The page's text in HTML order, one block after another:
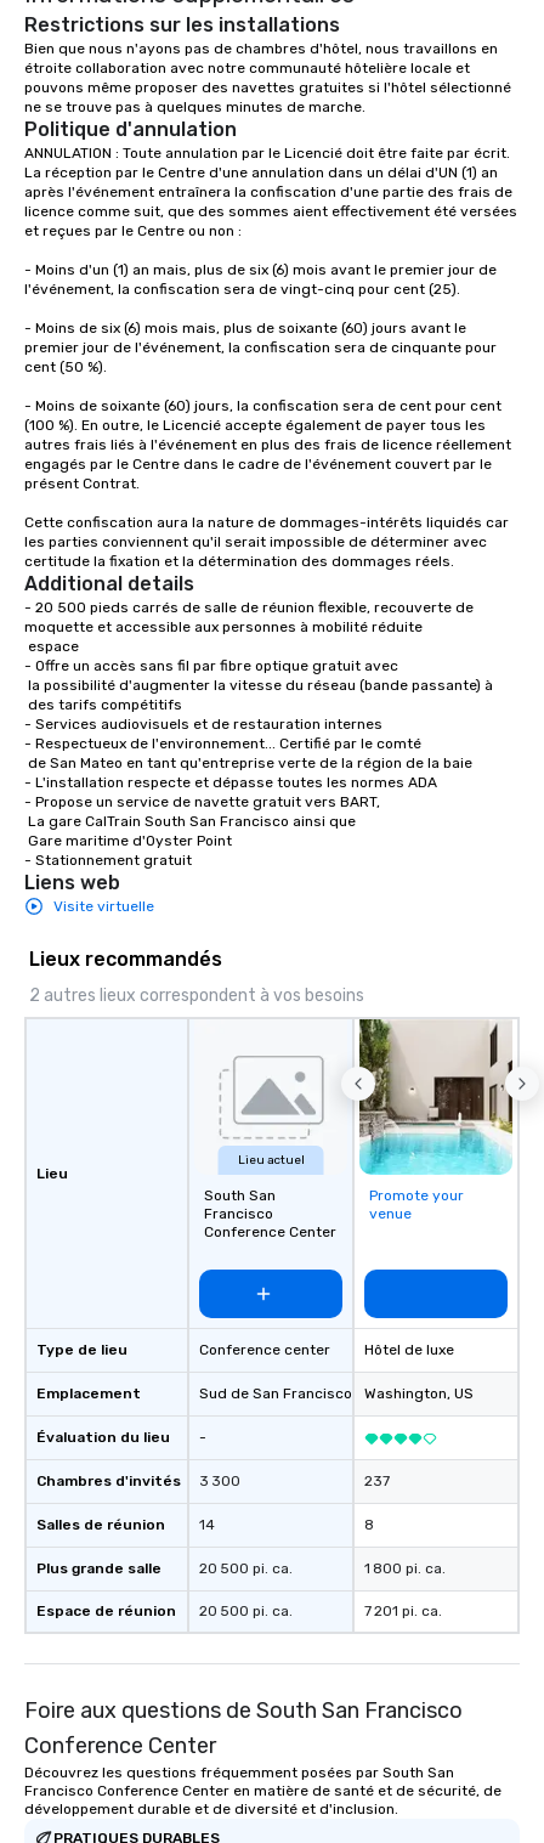
your top objectives and goals and
then delivering on them. By utilizing
the most current trends in event
technology and our countless
resources in the industry, we will
bring the experience to life for your
event while staying within budget.
Some of our areas of expertise and
service include: o cmp event
activations o custom environmental
design o light design o audio visual &
sound o content strategy o business
theater production o production
design & management o contract
negotiations o registration
management o team building events o
trade show design and production o
international travel planning
Restrictions sur les installations
Bien que nous n'ayons pas de chambres d'hôtel, nous travaillons en
étroite collaboration avec notre communauté hôtelière locale et
pouvons même proposer des navettes gratuites si l'hôtel sélectionné
ne se trouve pas à quelques minutes de marche.
Politique d'annulation
ANNULATION : Toute annulation par le Licencié doit être faite par écrit.
La réception par le Centre d'une annulation dans un délai d'UN (1) an
après l'événement entraînera la confiscation d'une partie des frais de
licence comme suit, que des sommes aient effectivement été versées
et reçues par le Centre ou non :
- Moins d'un (1) an mais, plus de six (6) mois avant le premier jour de
l'événement, la confiscation sera de vingt-cinq pour cent (25).
- Moins de six (6) mois mais, plus de soixante (60) jours avant le
premier jour de l'événement, la confiscation sera de cinquante pour
cent (50 %).
- Moins de soixante (60) jours, la confiscation sera de cent pour cent
(100 %). En outre, le Licencié accepte également de payer tous les
autres frais liés à l'événement en plus des frais de licence réellement
engagés par le Centre dans le cadre de l'événement couvert par le
présent Contrat.
Cette confiscation aura la nature de dommages-intérêts liquidés car
les parties conviennent qu'il serait impossible de déterminer avec
certitude la fixation et la détermination des dommages réels.
Additional details
- 20 500 pieds carrés de salle de réunion flexible, recouverte de
moquette et accessible aux personnes à mobilité réduite
- Offre un accès sans fil par fibre optique gratuit avec
- Services audiovisuels et de restauration internes
- Respectueux de l'environnement... Certifié par le comté
- L'installation respecte et dépasse toutes les normes ADA
- Propose un service de navette gratuit vers BART,
- Stationnement gratuit
Liens web
Visite virtuelle
Lieux recommandés
2 autres lieux correspondent à vos besoins
Lieu
Type de lieu
Emplacement
Évaluation du lieu
Chambres d'invités
Salles de réunion
Plus grande salle
Espace de réunion
Lieu actuel
South San
Francisco
Conference Center
Conference center
Sud de San Francisco , US
-
3 300
14
20 500 pi. ca.
20 500 pi. ca.
Promote your
venue
Hôtel de luxe
Washington, US
237
8
1 800 pi. ca.
7 201 pi. ca.
Foire aux questions de South San Francisco
Conference Center
Découvrez les questions fréquemment posées par South San
Francisco Conference Center en matière de santé et de sécurité, de
développement durable et de diversité et d'inclusion.
PRATIQUES DURABLES